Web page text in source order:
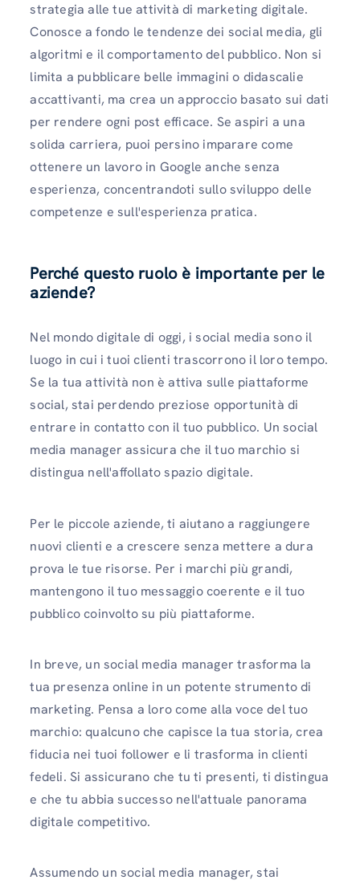
strategia alle tue attività di marketing digitale.
Conosce a fondo le tendenze dei social media, gli
algoritmi e il comportamento del pubblico. Non si
limita a pubblicare belle immagini o didascalie
accattivanti, ma crea un approccio basato sui dati
per rendere ogni post efficace. Se aspiri a una
solida carriera, puoi persino imparare come
ottenere un lavoro in Google anche senza
esperienza, concentrandoti sullo sviluppo delle
competenze e sull'esperienza pratica.
Perché questo ruolo è importante per le
aziende?
Nel mondo digitale di oggi, i social media sono il
luogo in cui i tuoi clienti trascorrono il loro tempo.
Se la tua attività non è attiva sulle piattaforme
social, stai perdendo preziose opportunità di
entrare in contatto con il tuo pubblico. Un social
media manager assicura che il tuo marchio si
distingua nell'affollato spazio digitale.
Per le piccole aziende, ti aiutano a raggiungere
nuovi clienti e a crescere senza mettere a dura
prova le tue risorse. Per i marchi più grandi,
mantengono il tuo messaggio coerente e il tuo
pubblico coinvolto su più piattaforme.
In breve, un social media manager trasforma la
tua presenza online in un potente strumento di
marketing. Pensa a loro come alla voce del tuo
marchio: qualcuno che capisce la tua storia, crea
fiducia nei tuoi follower e li trasforma in clienti
fedeli. Si assicurano che tu ti presenti, ti distingua
e che tu abbia successo nell'attuale panorama
digitale competitivo.
Assumendo un social media manager, stai